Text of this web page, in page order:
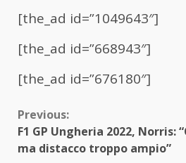
[the_ad id=”1049643″]
[the_ad id=”668943″]
[the_ad id=”676180″]
Continue
Reading
Previous:
F1 GP Ungheria 2022,
ma distacco troppo ampio”